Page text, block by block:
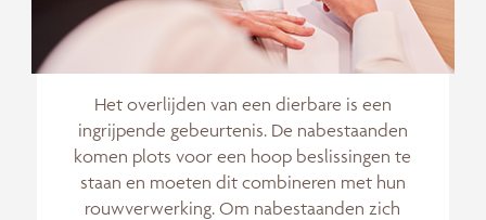
Het overlijden van een dierbare is een
ingrijpende gebeurtenis. De nabestaanden
komen plots voor een hoop beslissingen te
staan en moeten dit combineren met hun
rouwverwerking. Om nabestaanden zich